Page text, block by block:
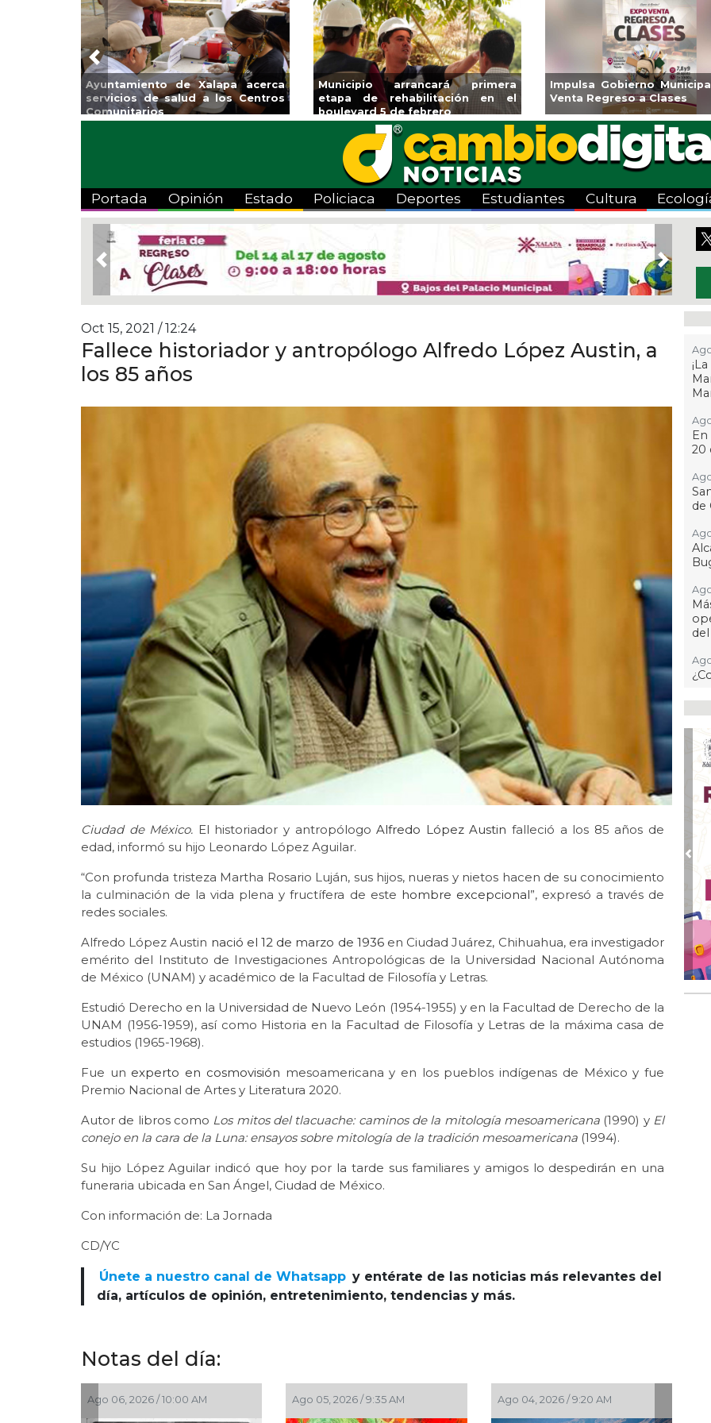
Municipio arrancará primera
etapa de rehabilitación en el
boulevard 5 de febrero
Impulsa Gobierno Municipal Expo
Venta Regreso a Clases
Reabrirá
Alberca Semiolímpica
Centro
Previous
Portada Opinión Estado Policiaca Deportes Estudiantes Cultura
Previous Next
Oct 15, 2021 / 12:24
Fallece historiador y antropólogo Alfredo López Austin, a
los 85 años
Ciudad de México. El historiador y antropólogoAlfredo López Austin falleció a los 85 años de
edad, informó su hijo Leonardo López Aguilar.
“Con profunda tristeza Martha Rosario Luján, sus hijos, nueras y nietos hacen de su conocimiento
la culminación de la vida plena y fructífera de este hombre excepcional”, expresó a través de
redes sociales.
Alfredo López Austin nació el 12 de marzo de 1936en Ciudad Juárez, Chihuahua, era investigador
emérito del Instituto de Investigaciones Antropológicas de la Universidad Nacional Autónoma
de México (UNAM) y académico de la Facultad de Filosofía y Letras.
Estudió Derecho en la Universidad de Nuevo León (1954-1955) y en la Facultad de Derecho de la
UNAM (1956-1959), así como Historia en la Facultad de Filosofía y Letras de la máxima casa de
estudios (1965-1968).
Fue un experto en cosmovisión mesoamericana y en los pueblos indígenas de México y fue
Premio Nacional de Artes y Literatura 2020.
Autor de libros como Los mitos del tlacuache: caminos de la mitología mesoamericana (1990) y El
conejo en la cara de la Luna: ensayos sobre mitología de la tradición mesoamericana (1994).
Su hijo López Aguilar indicó que hoy por la tarde sus familiares y amigos lo despedirán en una
funeraria ubicada en San Ángel, Ciudad de México.
Con información de: La Jornada
CD/YC
Únete a nuestro canal de Whatsapp y entérate de las noticias más relevantes del
día, artículos de opinión, entretenimiento, tendencias y más.
Notas del día:
Ago 05, 2026 / 9:35 AM Ago 04, 2026 / 9:20 AM Ago 03, 2026 / 10:54 AM
20
de
a